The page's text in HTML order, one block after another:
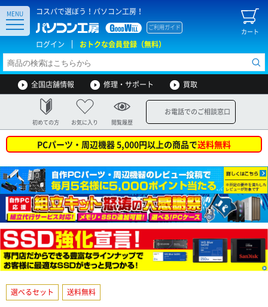
コスパで選ぼう！パソコン工房！
カート
ご利用ガイド
ログイン おトクな会員登録（無料）
MENU
全国店舗情報 修理・サポート 買取
初めての方 お気に入り 閲覧履歴
お電話でのご相談窓口
PCパーツ・周辺機器 5,000円以上の商品で送料無料
選べるセット 送料無料